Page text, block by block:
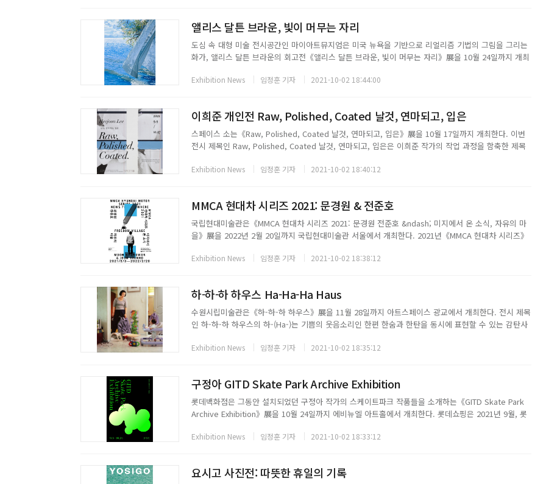
앨리스 달튼 브라운, 빛이 머무는 자리
도심 속 대형 미술 전시공간인 마이아트뮤지엄은 미국 뉴욕을 기반으로 리얼리즘 기법의 그림을 그리는
화가, 앨리스 달튼 브라운의 회고전《앨리스 달튼 브라운, 빛이 머무는 자리》展을 10월 24일까지 개최
공립도서관 등 유수의 기관이 소장하고 있으며 국내 많은 ...
Exhibition News 임정훈 기자 2021-10-02 18:44:00
이희준 개인전 Raw, Polished, Coated 날것, 연마되고, 입은
스페이스 소는《Raw, Polished, Coated 날것, 연마되고, 입은》展을 10월 17일까지 개최한다. 이번
전시 제목인 Raw, Polished, Coated 날것, 연마되고, 입은은 이희준 작가의 작업 과정을 함축한 제목
Polished 연...
Exhibition News 임정훈 기자 2021-10-02 18:40:12
MMCA 현대차 시리즈 2021: 문경원 & 전준호
국립현대미술관은《MMCA 현대차 시리즈 2021: 문경원 전준호 &ndash; 미지에서 온 소식, 자유의 마
을》展을 2022년 2월 20일까지 국립현대미술관 서울에서 개최한다. 2021년《MMCA 현대차 시리즈》
으로 새로운 형식과 내용의 미지에서 온 소...
Exhibition News 임정훈 기자 2021-10-02 18:38:12
하-하-하 하우스 Ha-Ha-Ha Haus
수원시립미술관은《하-하-하 하우스》展을 11월 28일까지 아트스페이스 광교에서 개최한다. 전시 제목
인 하-하-하 하우스의 하-(Ha-)는 기쁨의 웃음소리인 한편 한숨과 한탄을 동시에 표현할 수 있는 감탄사
감정이 공유되는 가족 구성원의 공간으로서 집의 의...
Exhibition News 임정훈 기자 2021-10-02 18:35:12
구정아 GITD Skate Park Archive Exhibition
롯데백화점은 그동안 설치되었던 구정아 작가의 스케이트파크 작품들을 소개하는《GITD Skate Park
Archive Exhibition》展을 10월 24일까지 에비뉴엘 아트홀에서 개최한다. 롯데쇼핑은 2021년 9월, 롯
구정아의 대표작 스케이트파크 를 설치했다....
Exhibition News 임정훈 기자 2021-10-02 18:33:12
요시고 사진전: 따뜻한 휴일의 기록